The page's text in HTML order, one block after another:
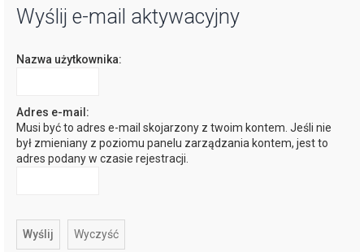
Wyślij e-mail aktywacyjny
Nazwa użytkownika:
Adres e-mail:
Musi być to adres e-mail skojarzony z twoim kontem. Jeśli nie
był zmieniany z poziomu panelu zarządzania kontem, jest to
adres podany w czasie rejestracji.